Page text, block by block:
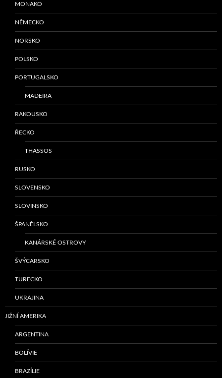
MONAKO
NĚMECKO
NORSKO
POLSKO
PORTUGALSKO
MADEIRA
RAKOUSKO
ŘECKO
THASSOS
RUSKO
SLOVENSKO
SLOVINSKO
ŠPANĚLSKO
KANÁRSKÉ OSTROVY
ŠVÝCARSKO
TURECKO
UKRAJINA
JIŽNÍ AMERIKA
ARGENTINA
BOLÍVIE
BRAZÍLIE